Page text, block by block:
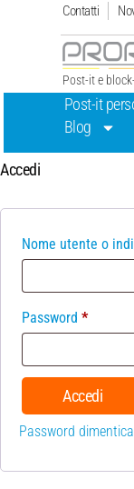
Contatti
Post-it e
Post-it
Blog
Accedi
Nome utente o
Password *
Accedi
Password